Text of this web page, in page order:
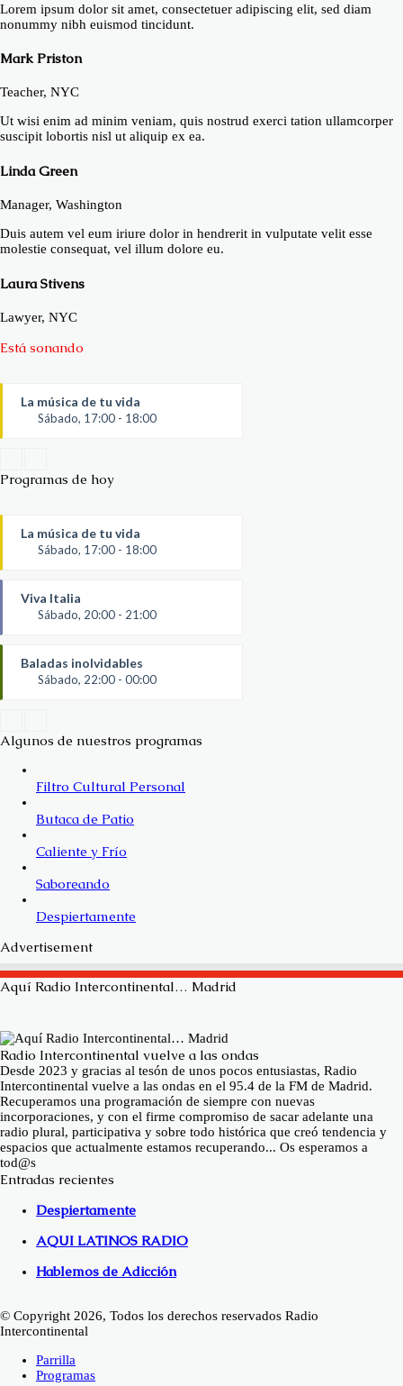
Lorem ipsum dolor sit amet, consectetuer adipiscing elit, sed diam
nonummy nibh euismod tincidunt.
Mark Priston
Teacher, NYC
Ut wisi enim ad minim veniam, quis nostrud exerci tation ullamcorper
suscipit lobortis nisl ut aliquip ex ea.
Linda Green
Manager, Washington
Duis autem vel eum iriure dolor in hendrerit in vulputate velit esse
molestie consequat, vel illum dolore eu.
Laura Stivens
Lawyer, NYC
Está sonando
La música de tu vida
Sábado, 17:00 - 18:00
Programas de hoy
La música de tu vida
Sábado, 17:00 - 18:00
Viva Italia
Sábado, 20:00 - 21:00
Baladas inolvidables
Sábado, 22:00 - 00:00
Algunos de nuestros programas
Filtro Cultural Personal
Butaca de Patio
Caliente y Frío
Saboreando
Despiertamente
Advertisement
Aquí Radio Intercontinental… Madrid
Radio Intercontinental vuelve a las ondas
Desde 2023 y gracias al tesón de unos pocos entusiastas, Radio
Intercontinental vuelve a las ondas en el 95.4 de la FM de Madrid.
Recuperamos una programación de siempre con nuevas
incorporaciones, y con el firme compromiso de sacar adelante una
radio plural, participativa y sobre todo histórica que creó tendencia y
espacios que actualmente estamos recuperando... Os esperamos a
tod@s
Entradas recientes
Despiertamente
AQUI LATINOS RADIO
Hablemos de Adicción
© Copyright 2026, Todos los derechos reservados Radio
Intercontinental
Parrilla
Programas